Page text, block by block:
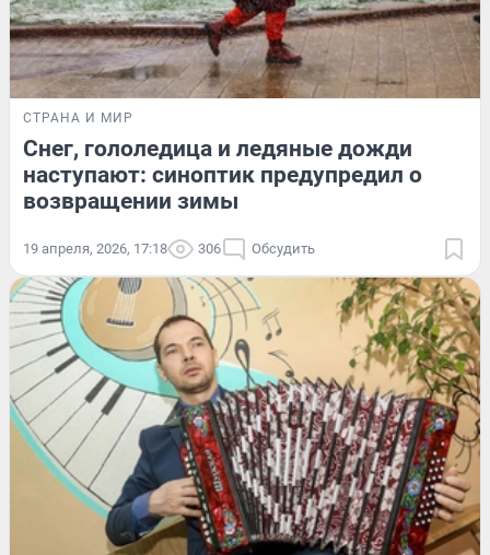
СТРАНА И МИР
Снег, гололедица и ледяные дожди
наступают: синоптик предупредил о
возвращении зимы
19 апреля, 2026, 17:18 306 Обсудить